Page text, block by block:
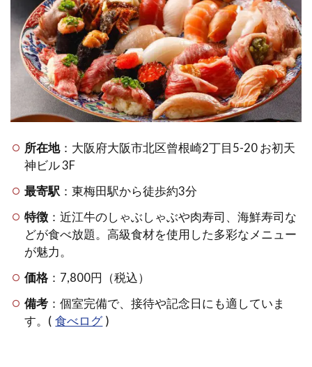
2.6
雰囲
気重
視の
カッ
プル
向け
食べ
スポ
ット
大阪
の高
級寿
司で
食べ
放題
5000
円を
満喫
する
所在地：大阪府大阪市北区曾根崎2丁目5-20 お初天
神ビル 3F
最寄駅 ：東梅田駅から徒歩約3分
特徴 ：近江牛のしゃぶしゃぶや肉寿司、海鮮寿司な
どが食べ放題。高級食材を使用した多彩なメニュー
が魅力。
価格 ：7,800円（税込）
備考 ：個室完備で、接待や記念日にも適していま
す。( 食べログ )